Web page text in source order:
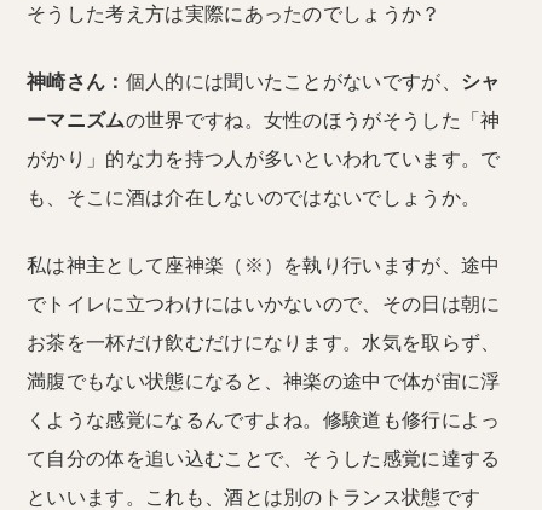
そうした考え方は実際にあったのでしょうか？
神崎さん： 個人的には聞いたことがないですが、 シャ
ーマニズムの世界ですね。女性のほうがそうした「神
がかり」的な力を持つ人が多いといわれています。で
も、そこに酒は介在しないのではないでしょうか。
私は神主として座神楽（※）を執り行いますが、途中
でトイレに立つわけにはいかないので、その日は朝に
お茶を一杯だけ飲むだけになります。水気を取らず、
満腹でもない状態になると、神楽の途中で体が宙に浮
くような感覚になるんですよね。修験道も修行によっ
て自分の体を追い込むことで、そうした感覚に達する
といいます。これも、酒とは別のトランス状態です